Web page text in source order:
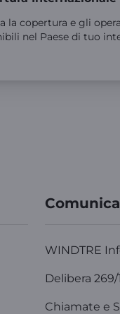
la copertura e gli
nel Paese di tuo
WINDTRE
Delibera 269/
Chiamate e